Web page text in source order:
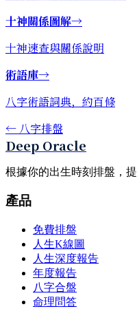
十神關係圖解→
十神速查與關係說明
術語庫→
八字術語詞典，約百條
← 八字排盤
Deep Oracle
根據你的出生時刻排盤，
產品
免費排盤
人生K線圖
人生深度報告
年度報告
八字合盤
命理問答